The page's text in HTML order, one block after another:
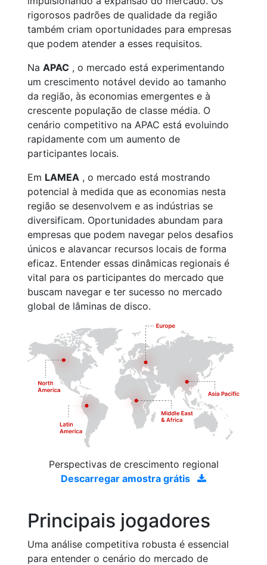
rigorosos padrões de qualidade da região
também criam oportunidades para empresas
que podem atender a esses requisitos.
Na APAC , o mercado está experimentando
um crescimento notável devido ao tamanho
da região, às economias emergentes e à
crescente população de classe média. O
cenário competitivo na APAC está evoluindo
rapidamente com um aumento de
participantes locais.
Em LAMEA , o mercado está mostrando
potencial à medida que as economias nesta
região se desenvolvem e as indústrias se
diversificam. Oportunidades abundam para
empresas que podem navegar pelos desafios
únicos e alavancar recursos locais de forma
eficaz. Entender essas dinâmicas regionais é
vital para os participantes do mercado que
buscam navegar e ter sucesso no mercado
global de lâminas de disco.
Perspectivas de crescimento regional
Descarregar amostra grátis
Principais jogadores
Uma análise competitiva robusta é essencial
para entender o cenário do mercado de